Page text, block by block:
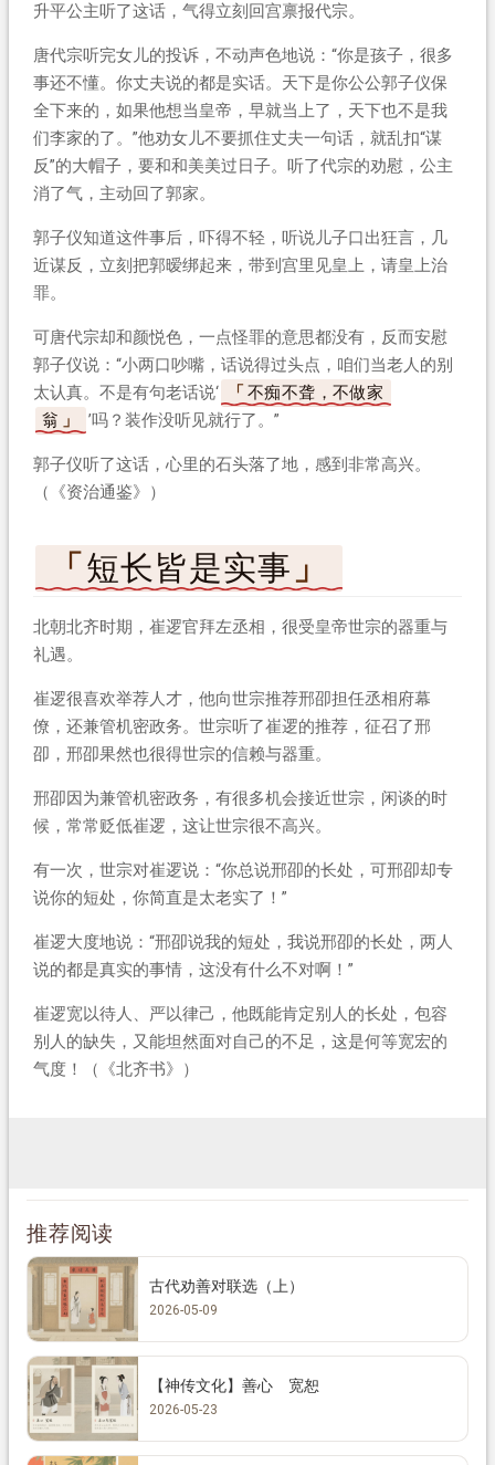
升平公主听了这话，气得立刻回宫禀报代宗。
唐代宗听完女儿的投诉，不动声色地说：“你是孩子，很多
事还不懂。你丈夫说的都是实话。天下是你公公郭子仪保
全下来的，如果他想当皇帝，早就当上了，天下也不是我
们李家的了。”他劝女儿不要抓住丈夫一句话，就乱扣“谋
反”的大帽子，要和和美美过日子。听了代宗的劝慰，公主
消了气，主动回了郭家。
郭子仪知道这件事后，吓得不轻，听说儿子口出狂言，几
近谋反，立刻把郭暧绑起来，带到宫里见皇上，请皇上治
罪。
可唐代宗却和颜悦色，一点怪罪的意思都没有，反而安慰
郭子仪说：“小两口吵嘴，话说得过头点，咱们当老人的别
太认真。不是有句老话说‘
不痴不聋，不做家
翁
’吗？装作没听见就行了。”
郭子仪听了这话，心里的石头落了地，感到非常高兴。
（《资治通鉴》）
短长皆是实事
北朝北齐时期，崔逻官拜左丞相，很受皇帝世宗的器重与
礼遇。
崔逻很喜欢举荐人才，他向世宗推荐邢卲担任丞相府幕
僚，还兼管机密政务。世宗听了崔逻的推荐，征召了邢
卲，邢卲果然也很得世宗的信赖与器重。
邢卲因为兼管机密政务，有很多机会接近世宗，闲谈的时
候，常常贬低崔逻，这让世宗很不高兴。
有一次，世宗对崔逻说：“你总说邢卲的长处，可邢卲却专
说你的短处，你简直是太老实了！”
崔逻大度地说：“邢卲说我的短处，我说邢卲的长处，两人
说的都是真实的事情，这没有什么不对啊！”
崔逻宽以待人、严以律己，他既能肯定别人的长处，包容
别人的缺失，又能坦然面对自己的不足，这是何等宽宏的
气度！（《北齐书》）
推荐阅读
古代劝善对联选（上）
2026-05-09
【神传文化】善心 宽恕
2026-05-23